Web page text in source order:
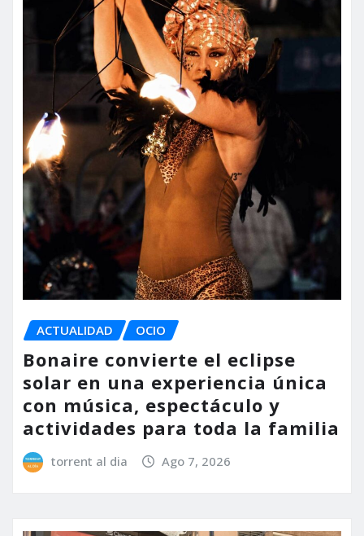
ACTUALIDAD OCIO
Bonaire convierte el eclipse
solar en una experiencia única
con música, espectáculo y
actividades para toda la familia
torrent al dia Ago 7, 2026